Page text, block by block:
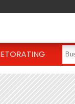
RATING